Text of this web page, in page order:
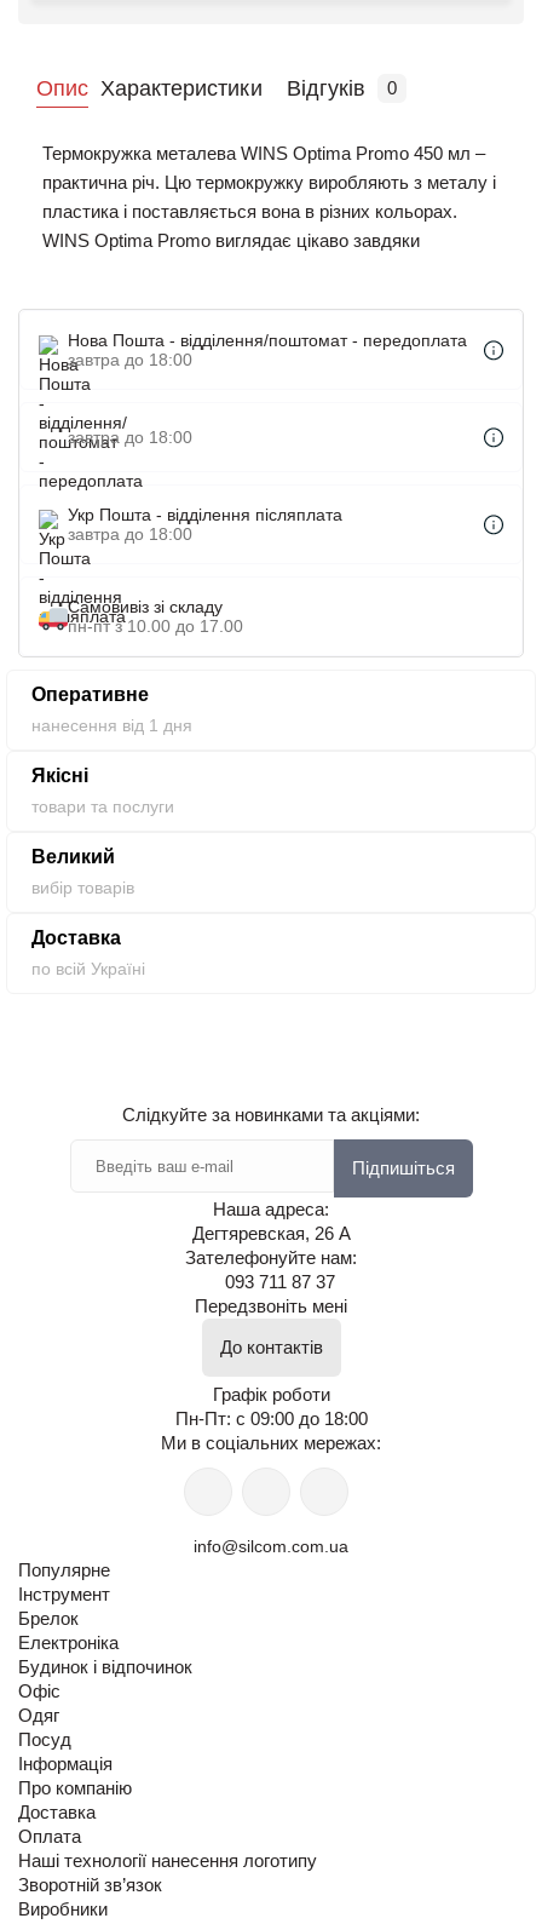
Опис Характеристики Відгуків 0
Термокружка металева WINS Optima Promo 450 мл –
практична річ. Цю термокружку виробляють з металу і
пластика і поставляється вона в різних кольорах.
WINS Optima Promo виглядає цікаво завдяки
Термокружки з логотипом підвищать впізнаваність
Вашої компанії. Брендовані термокружки-відмінний
бізнес-презент для співробітників, клієнтів. На нашому
сайті можна купити термокружки з печаткою оптом за
Нова Пошта - відділення/поштомат - передоплата
завтра до 18:00
завтра до 18:00
Укр Пошта - відділення післяплата
завтра до 18:00
Самовивіз зі складу
пн-пт з 10.00 до 17.00
Оперативне
нанесення від 1 дня
Якісні
товари та послуги
Великий
вибір товарів
Доставка
по всій Україні
Слідкуйте за новинками та акціями:
Підпишіться
Наша адреса:
Дегтяревская, 26 А
Зателефонуйте нам:
093 711 87 37
Передзвоніть мені
До контактів
Графік роботи
Пн-Пт: с 09:00 до 18:00
Ми в соціальних мережах:
info@silcom.com.ua
Популярне
Інструмент
Брелок
Електроніка
Будинок і відпочинок
Офіс
Одяг
Посуд
Інформація
Про компанію
Доставка
Оплата
Наші технології нанесення логотипу
Зворотній зв’язок
Виробники